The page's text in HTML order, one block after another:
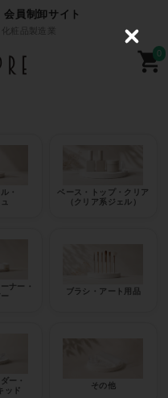
員制卸サイト
粧品製造業
0
・
ベース・トップ・クリア
（クリア系ジェル）
ナー・
ブラシ・アート用品
ー・
ッド
その他
C